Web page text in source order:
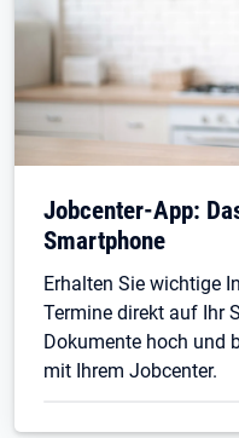
Jobcenter-App:
Smartphone
Erhalten Sie wichtige
Termine direkt auf Ihr
Dokumente hoch und
mit Ihrem Jobcenter.